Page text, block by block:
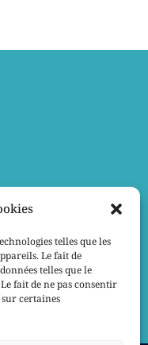
telles que les
Le fait de
telles que le
fait de ne pas consentir
certaines